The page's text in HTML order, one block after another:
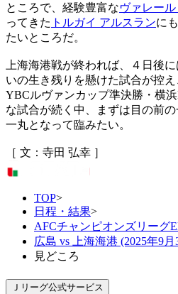
ところで、経験豊富なヴァレー
ってきた トルガイ アルスランに
たいところだ。
上海海港戦が終われば、４日後
いの生き残りを懸けた試合が控
YBCルヴァンカップ準決勝・横
な試合が続く中、まずは目の前
一丸となって臨みたい。
［ 文：寺田 弘幸 ］
TOP>
日程・結果>
AFCチャンピオンズリーグ
広島 vs 上海海港 (2025年9月
見どころ
Ｊリーグ公式サービス